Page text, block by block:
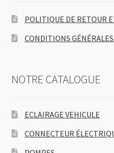
POLITIQUE DE RETOUR
CONDITIONS
NOTRE CATALOGUE
ECLAIRAGE VEHICULE
CONNECTEUR